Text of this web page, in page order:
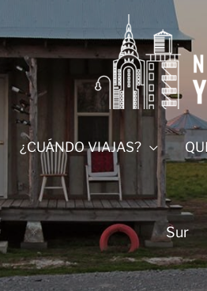
¿CUÁNDO VIAJAS?
Sur